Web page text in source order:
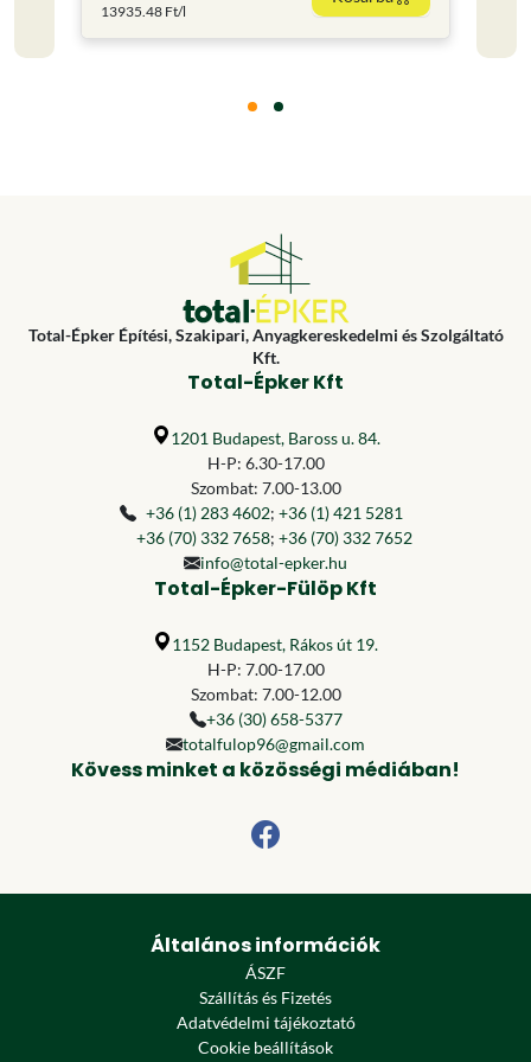
13935.48 Ft/l
Total-Épker Építési, Szakipari, Anyagkereskedelmi és Szolgáltató
Kft.
Total-Épker Kft
1201 Budapest, Baross u. 84.
H-P: 6.30-17.00
Szombat: 7.00-13.00
+36 (1) 283 4602; +36 (1) 421 5281
+36 (70) 332 7658; +36 (70) 332 7652
info@total-epker.hu
Total-Épker-Fülöp Kft
1152 Budapest, Rákos út 19.
H-P: 7.00-17.00
Szombat: 7.00-12.00
+36 (30) 658-5377
totalfulop96@gmail.com
Kövess minket a közösségi médiában!
Általános információk
ÁSZF
Szállítás és Fizetés
Adatvédelmi tájékoztató
Cookie beállítások